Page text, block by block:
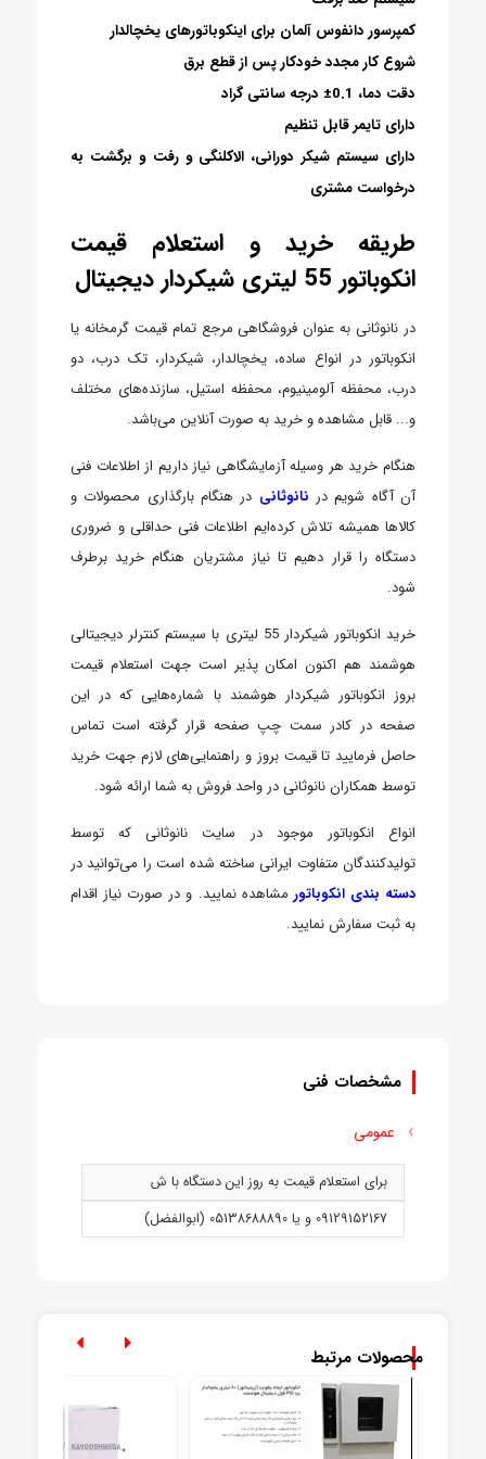
کمپرسور دانفوس آلمان برای اینکوباتورهای یخچالدار
شروع کار مجدد خودکار پس از قطع برق
دقت دما، 0.1± درجه سانتی گراد
دارای تایمر قابل تنظیم
دارای سیستم شیکر دورانی، الاکلنگی و رفت و برگشت به
درخواست مشتری
طریقه خرید و استعلام قیمت
انکوباتور 55 لیتری شیکردار دیجیتال
در نانوثانی به عنوان فروشگاهی مرجع تمام قیمت گرمخانه یا
انکوباتور در انواع ساده، یخچالدار، شیکردار، تک درب، دو
درب، محفظه آلومینیوم، محفظه استیل، سازنده‌های مختلف
و... قابل مشاهده و خرید به صورت آنلاین می‌باشد.
هنگام خرید هر وسیله آزمایشگاهی نیاز داریم از اطلاعات فنی
آن آگاه شویم در نانوثانی در هنگام بارگذاری محصولات و
کالاها همیشه تلاش کرده‌ایم اطلاعات فنی حداقلی و ضروری
دستگاه را قرار دهیم تا نیاز مشتریان هنگام خرید برطرف
شود.
خرید انکوباتور شیکردار 55 لیتری با سیستم کنترلر دیجیتالی
هوشمند هم اکنون امکان پذیر است جهت استعلام قیمت
بروز انکوباتور شیکردار هوشمند با شماره‌هایی که در این
صفحه در کادر سمت چپ صفحه قرار گرفته است تماس
حاصل فرمایید تا قیمت بروز و راهنمایی‌های لازم جهت خرید
توسط همکاران نانوثانی در واحد فروش به شما ارائه شود.
انواع انکوباتور موجود در سایت نانوثانی که توسط
تولیدکنندگان متفاوت ایرانی ساخته شده است را می‌توانید در
دسته بندی انکوباتورمشاهده نمایید. و در صورت نیاز اقدام
به ثبت سفارش نمایید.
مشخصات فنی
عمومی
برای استعلام قیمت به روز این دستگاه با ش
09129152167 و يا 05138688890 (ابوالفضل)
محصولات مرتبط